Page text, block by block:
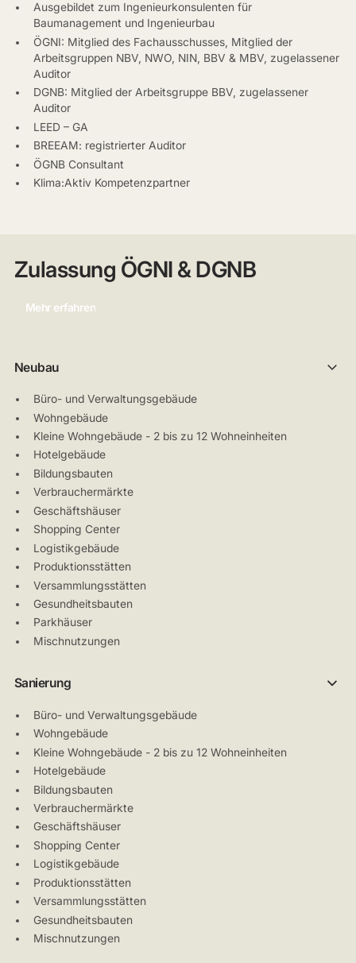
Ausgebildet zum Ingenieurkonsulenten für
Baumanagement und Ingenieurbau
ÖGNI: Mitglied des Fachausschusses, Mitglied der
Arbeitsgruppen NBV, NWO, NIN, BBV & MBV, zugelassener
Auditor
DGNB: Mitglied der Arbeitsgruppe BBV, zugelassener
Auditor
LEED – GA
BREEAM: registrierter Auditor
ÖGNB Consultant
Klima:Aktiv Kompetenzpartner
Zulassung ÖGNI & DGNB
Mehr erfahren
Neubau
Büro- und Verwaltungsgebäude
Wohngebäude
Kleine Wohngebäude - 2 bis zu 12 Wohneinheiten
Hotelgebäude
Bildungsbauten
Verbrauchermärkte
Geschäftshäuser
Shopping Center
Logistikgebäude
Produktionsstätten
Versammlungsstätten
Gesundheitsbauten
Parkhäuser
Mischnutzungen
Sanierung
Büro- und Verwaltungsgebäude
Wohngebäude
Kleine Wohngebäude - 2 bis zu 12 Wohneinheiten
Hotelgebäude
Bildungsbauten
Verbrauchermärkte
Geschäftshäuser
Shopping Center
Logistikgebäude
Produktionsstätten
Versammlungsstätten
Gesundheitsbauten
Mischnutzungen